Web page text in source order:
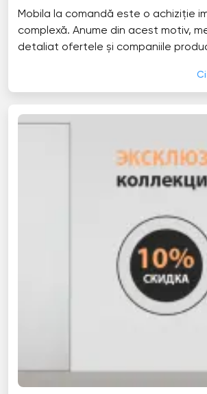
Mobila la comandă este o achiziție
complexă. Anume din acest motiv,
detaliat ofertele și companiile